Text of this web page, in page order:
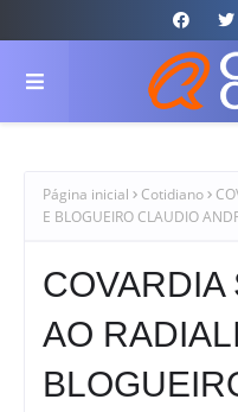
Página inicial Cotidiano
E BLOGUEIRO CLAUDIO
COVARDIA
AO